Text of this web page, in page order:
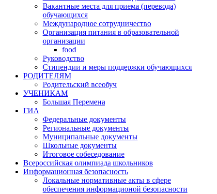
Вакантные места для приема (перевода)
обучающихся
Международное сотрудничество
Организация питания в образовательной
организации
food
Руководство
Стипендии и меры поддержки обучающихся
РОДИТЕЛЯМ
Родительский всеобуч
УЧЕНИКАМ
Большая Перемена
ГИА
Федеральные документы
Региональные документы
Муниципальные документы
Школьные документы
Итоговое собеседование
Всероссийская олимпиада школьников
Информационная безопасность
Локальные нормативные акты в сфере
обеспечения информационой безопасности